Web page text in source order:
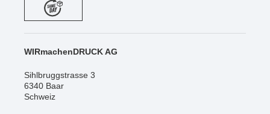
WIRmachenDRUCK AG
Sihlbruggstrasse 3
6340 Baar
Schweiz